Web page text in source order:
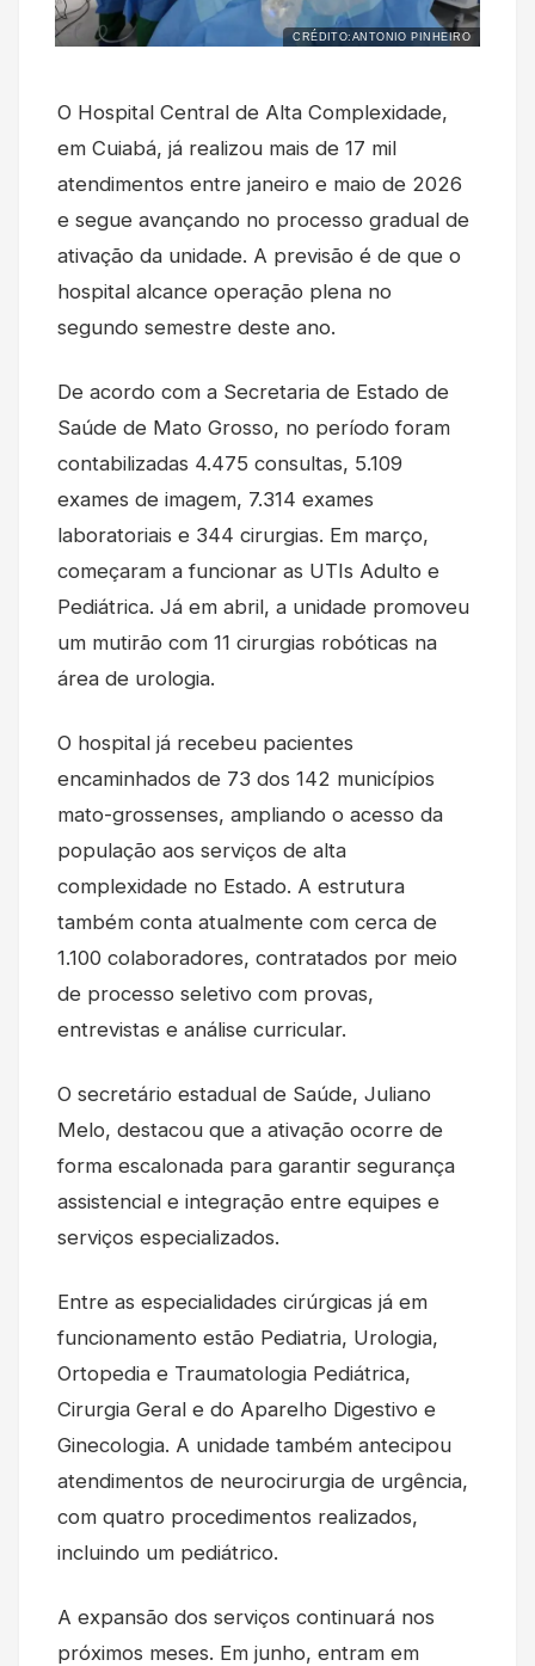
CRÉDITO:ANTONIO PINHEIRO
O Hospital Central de Alta Complexidade,
em Cuiabá, já realizou mais de 17 mil
atendimentos entre janeiro e maio de 2026
e segue avançando no processo gradual de
ativação da unidade. A previsão é de que o
hospital alcance operação plena no
segundo semestre deste ano.
De acordo com a Secretaria de Estado de
Saúde de Mato Grosso, no período foram
contabilizadas 4.475 consultas, 5.109
exames de imagem, 7.314 exames
laboratoriais e 344 cirurgias. Em março,
começaram a funcionar as UTIs Adulto e
Pediátrica. Já em abril, a unidade promoveu
um mutirão com 11 cirurgias robóticas na
área de urologia.
O hospital já recebeu pacientes
encaminhados de 73 dos 142 municípios
mato-grossenses, ampliando o acesso da
população aos serviços de alta
complexidade no Estado. A estrutura
também conta atualmente com cerca de
1.100 colaboradores, contratados por meio
de processo seletivo com provas,
entrevistas e análise curricular.
O secretário estadual de Saúde, Juliano
Melo, destacou que a ativação ocorre de
forma escalonada para garantir segurança
assistencial e integração entre equipes e
serviços especializados.
Entre as especialidades cirúrgicas já em
funcionamento estão Pediatria, Urologia,
Ortopedia e Traumatologia Pediátrica,
Cirurgia Geral e do Aparelho Digestivo e
Ginecologia. A unidade também antecipou
atendimentos de neurocirurgia de urgência,
com quatro procedimentos realizados,
incluindo um pediátrico.
A expansão dos serviços continuará nos
próximos meses. Em junho, entram em